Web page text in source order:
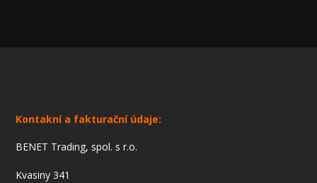
Kontakní a fakturační údaje:
BENET Trading, spol. s r.o.
Kvasiny 341